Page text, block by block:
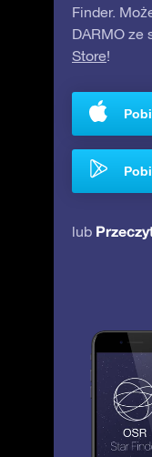
Finder.
DARMO ze
Store!
lub